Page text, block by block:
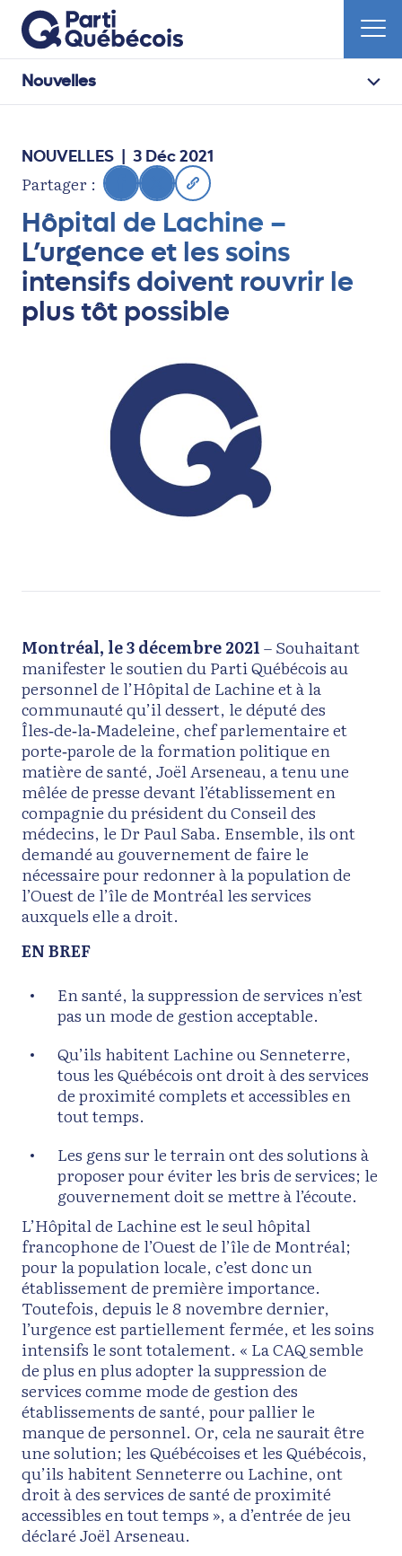
Nouvelles
NOUVELLES | 3 Déc 2021
Partager :
Hôpital de Lachine –
L’urgence et les soins
intensifs doivent rouvrir le
plus tôt possible
Montréal, le 3 décembre 2021– Souhaitant
manifester le soutien du Parti Québécois au
personnel de l’Hôpital de Lachine et à la
communauté qu’il dessert, le député des
Îles‑de‑la‑Madeleine, chef parlementaire et
porte‑parole de la formation politique en
matière de santé, Joël Arseneau, a tenu une
mêlée de presse devant l’établissement en
compagnie du président du Conseil des
médecins, le Dr Paul Saba. Ensemble, ils ont
demandé au gouvernement de faire le
nécessaire pour redonner à la population de
l’Ouest de l’île de Montréal les services
auxquels elle a droit.
EN BREF
En santé, la suppression de services n’est
pas un mode de gestion acceptable.
Qu’ils habitent Lachine ou Senneterre,
tous les Québécois ont droit à des services
de proximité complets et accessibles en
tout temps.
Les gens sur le terrain ont des solutions à
proposer pour éviter les bris de services; le
gouvernement doit se mettre à l’écoute.
L’Hôpital de Lachine est le seul hôpital
francophone de l’Ouest de l’île de Montréal;
pour la population locale, c’est donc un
établissement de première importance.
Toutefois, depuis le 8 novembre dernier,
l’urgence est partiellement fermée, et les soins
intensifs le sont totalement. « La CAQ semble
de plus en plus adopter la suppression de
services comme mode de gestion des
établissements de santé, pour pallier le
manque de personnel. Or, cela ne saurait être
une solution; les Québécoises et les Québécois,
qu’ils habitent Senneterre ou Lachine, ont
droit à des services de santé de proximité
accessibles en tout temps », a d’entrée de jeu
déclaré Joël Arseneau.